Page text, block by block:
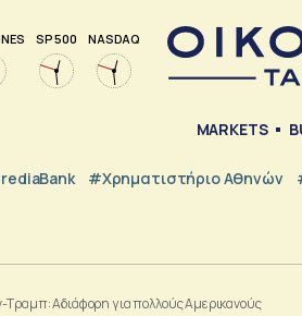
SP 500 NASDAQ
MARKETS
#Χρηματιστήριο Αθηνών
Τραμπ: Αδιάφορη για πολλούς Αμερικανούς